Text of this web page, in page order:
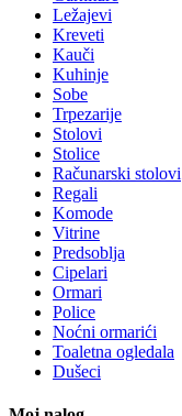
Ležajevi
Kreveti
Kauči
Kuhinje
Sobe
Trpezarije
Stolovi
Stolice
Računarski stolovi
Regali
Komode
Vitrine
Predsoblja
Cipelari
Ormari
Police
Noćni ormarići
Toaletna ogledala
Dušeci